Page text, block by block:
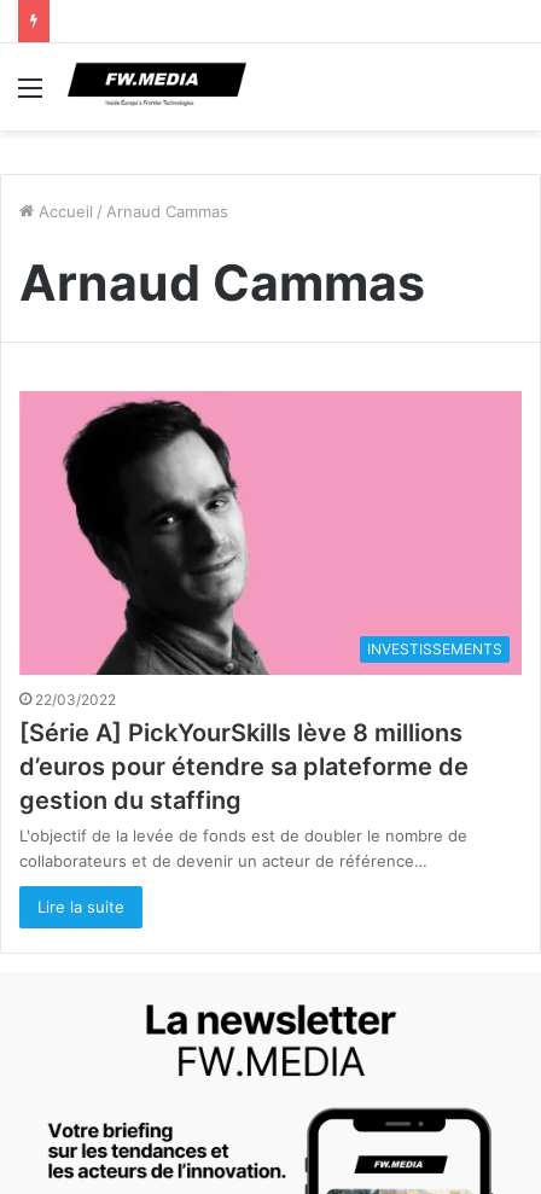
Menu
Accueil / Arnaud Cammas
Arnaud Cammas
INVESTISSEMENTS
22/03/2022
[Série A] PickYourSkills lève 8 millions
d’euros pour étendre sa plateforme de
gestion du staffing
L'objectif de la levée de fonds est de doubler le nombre de
collaborateurs et de devenir un acteur de référence…
Lire la suite